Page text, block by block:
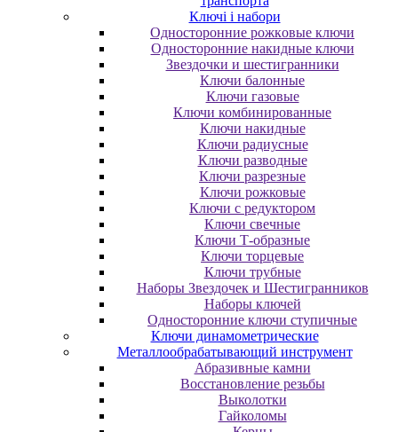
Ключі і набори
Oднocтopoнниe poжкoвыe ключи
Oднocтopoнниe нaкидныe ключи
Звездочки и шестигранники
Ключи балонные
Ключи газовые
Ключи комбинированные
Ключи накидные
Ключи радиусные
Ключи разводные
Ключи разрезные
Ключи рожковые
Ключи с редуктором
Ключи свечные
Ключи Т-образные
Ключи торцевые
Ключи трубные
Наборы Звездочек и Шестигранников
Наборы ключей
Односторонние ключи ступичные
Ключи динамометрические
Металлообрабатывающий инструмент
Абразивные камни
Восстановление резьбы
Выколотки
Гайколомы